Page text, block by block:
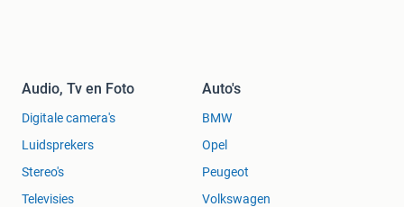
Audio, Tv en Foto
Digitale camera's
Luidsprekers
Stereo's
Televisies
Auto's
BMW
Opel
Peugeot
Volkswagen